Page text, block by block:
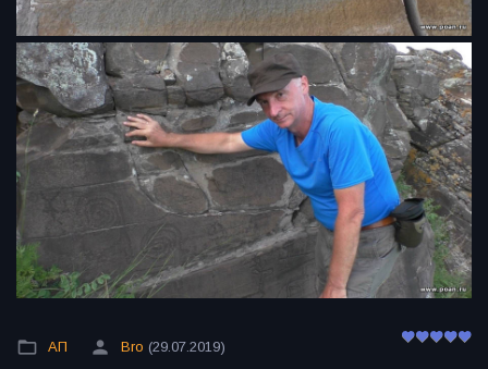
АП Bro (29.07.2019)